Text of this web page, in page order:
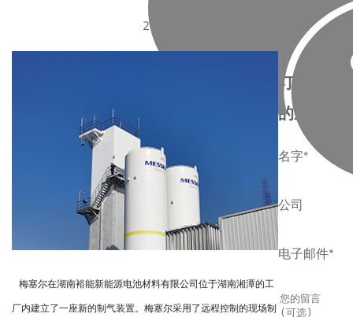
2022-03-24
梅塞尔在湖南裕能新能源电池材料有限公司位于湖南湘潭的工
厂内建立了一座新的制气装置。梅塞尔采用了远程控制的现场制
订阅我们
的新闻
名字*
公司
电子邮件*